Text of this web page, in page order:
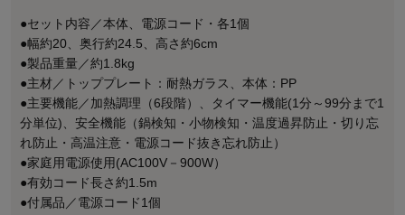
●セット内容／本体、電源コード・各1個
●幅約20、奥行約24.5、高さ約6cm
●製品重量／約1.8kg
●主材／トッププレート：耐熱ガラス、本体：PP
●主要機能／加熱調理（6段階）、タイマー機能(1分～99分まで1
分単位)、安全機能（鍋検知・小物検知・温度過昇防止・切り忘
れ防止・高温注意・電源コード抜き忘れ防止）
●家庭用電源使用(AC100V－900W）
●有効コード長さ約1.5m
●付属品／電源コード1個